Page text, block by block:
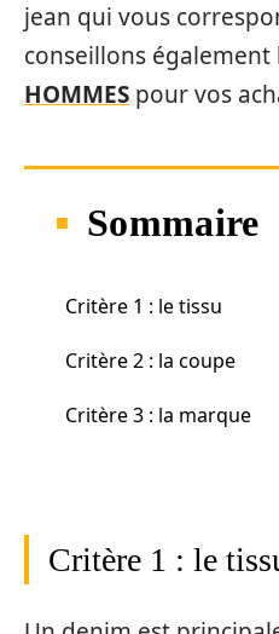
jean qui vous
conseillons également
HOMMES pour vos
Sommaire
Critère 1 : le tissu
Critère 2 : la coupe
Critère 3 : la marque
Critère 1 : le